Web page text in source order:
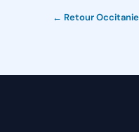
← Retour Occitanie